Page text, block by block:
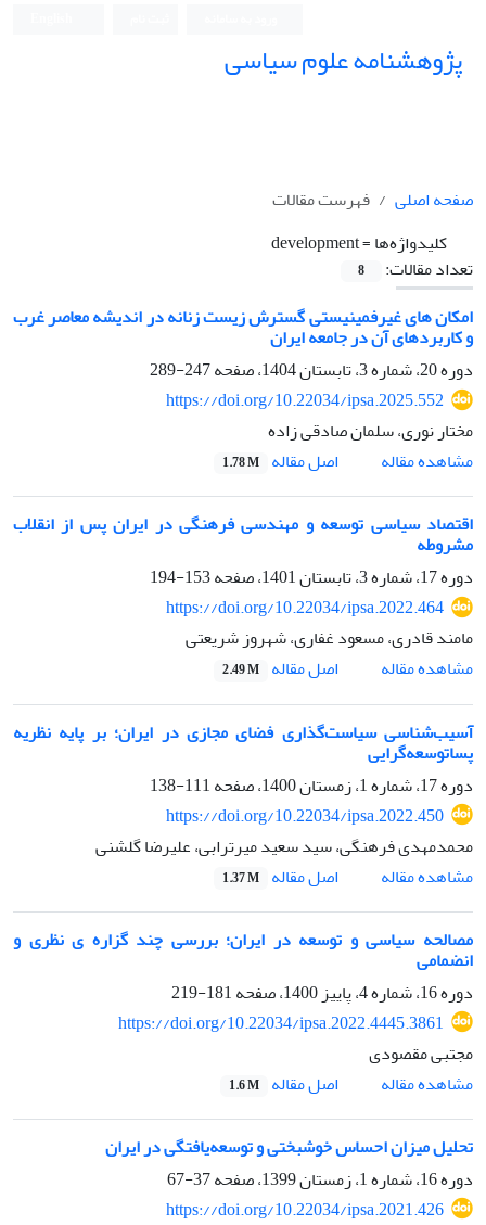
پژوهشنامه علوم سیاسی
صفحه اصلی
فهرست مقالات
کلیدواژه‌ها =development
تعداد مقالات:
8
امکان های غیرفمینیستی گسترش زیست زنانه در اندیشه معاصر غرب
و کاربردهای آن در جامعه ایران
دوره 20، شماره 3، تابستان 1404، صفحه
247-289
https://doi.org/10.22034/ipsa.2025.552
مختار نوری، سلمان صادقی زاده
مشاهده مقاله
اصل مقاله 1.78 M
اقتصاد سیاسی توسعه و مهندسی فرهنگی در ایران پس از انقلاب
مشروطه
دوره 17، شماره 3، تابستان 1401، صفحه
153-194
https://doi.org/10.22034/ipsa.2022.464
مامند قادری، مسعود غفاری، شهروز شریعتی
مشاهده مقاله
اصل مقاله 2.49 M
آسیب‌شناسی سیاست‌گذاری فضای مجازی در ایران؛ بر پایه نظریه
پسا‌توسعه‌گرایی
دوره 17، شماره 1، زمستان 1400، صفحه
111-138
https://doi.org/10.22034/ipsa.2022.450
محمدمهدی فرهنگی، سید سعید میرترابی، علیرضا گلشنی
مشاهده مقاله
اصل مقاله 1.37 M
مصالحه سیاسی و توسعه در ایران؛ بررسی چند گزاره ی نظری و
انضمامی
دوره 16، شماره 4، پاییز 1400، صفحه
181-219
https://doi.org/10.22034/ipsa.2022.4445.3861
مجتبی مقصودی
مشاهده مقاله
اصل مقاله 1.6 M
تحلیل میزان احساس خوشبختی و توسعه‌یافتگی در ایران
دوره 16، شماره 1، زمستان 1399، صفحه
37-67
https://doi.org/10.22034/ipsa.2021.426